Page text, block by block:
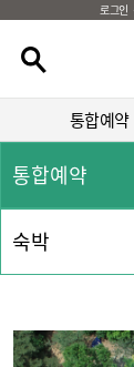
로그인
통합예약
통합예약
숙박